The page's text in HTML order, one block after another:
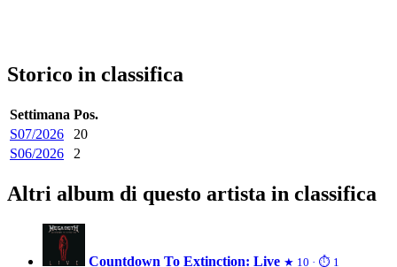
Storico in classifica
Settimana Pos.
S07/2026
20
S06/2026
2
Altri album di questo artista in classifica
Countdown To Extinction: Live ★ 10 · ⏱ 1